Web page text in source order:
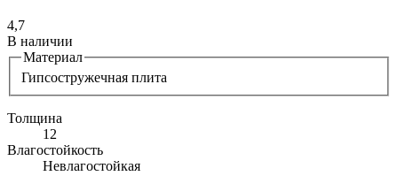
4,7
В наличии
Материал
Гипсостружечная плита
Толщина
12
Влагостойкость
Невлагостойкая